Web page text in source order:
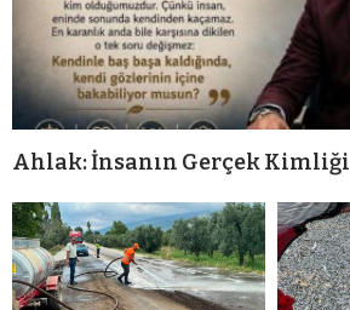
Ahlak: İnsanın Gerçek Kimliği